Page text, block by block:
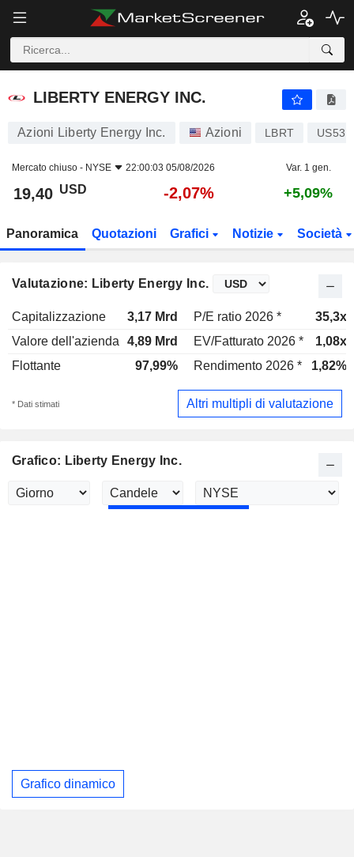
LIBERTY ENERGY INC.
LIBERTY ENERGY INC.
Azioni Liberty Energy Inc. Azioni LBRT
Mercato chiuso - NYSE 22:00:03 05/08/2026 Var. 1 gen.
19,40 USD -2,07% +5,09%
Panoramica Quotazioni Grafici Notizie Società
Valutazione: Liberty Energy Inc.
Capitalizzazione 3,17 Mrd P/E ratio 2026 *
35,3x
Valore dell'azienda
4,89 Mrd EV/Fatturato 2026 *
1,08x
Flottante
97,99% Rendimento 2026 * 1,82%
* Dati stimati Altri multipli di valutazione
Grafico: Liberty Energy Inc.
Grafico dinamico